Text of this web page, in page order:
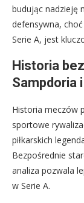
budując nadzieję
defensywna,
Serie A, jest
Historia
Sampdoria
Historia meczów
sportowe
piłkarskich
Bezpośrednie
analiza pozwala
w Serie A.